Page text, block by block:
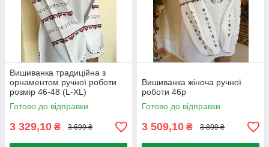
Вишиванка традиційна з
орнаментом ручної роботи
розмір 46-48 (L-ХL)
Готово до відправки
3 329,10 ₴ 3 699 ₴
Вишиванка жіноча ручної
роботи 46р
Готово до відправки
3 509,10 ₴ 3 899 ₴